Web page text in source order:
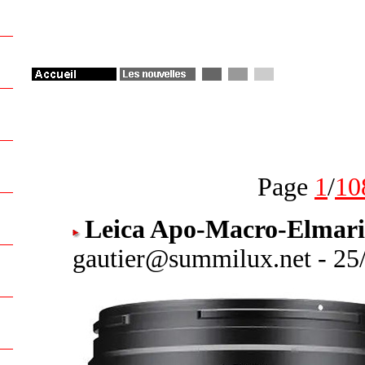
Page 1/
Leica Apo-Macro-
gautier@summilux.net -